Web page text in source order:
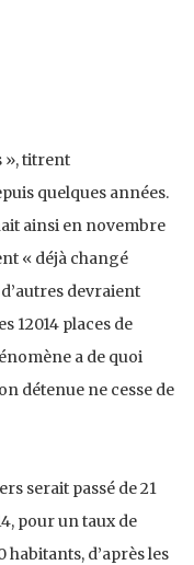
», titrent
quelques années.
ainsi en novembre
« déjà changé
devraient
12014 places de
a de quoi
détenue ne cesse de
serait passé de 21
pour un taux de
d’après les